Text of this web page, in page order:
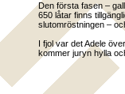
Den första fasen –
650 låtar finns
slutomröstningen –
I fjol var det Adele
kommer juryn hylla